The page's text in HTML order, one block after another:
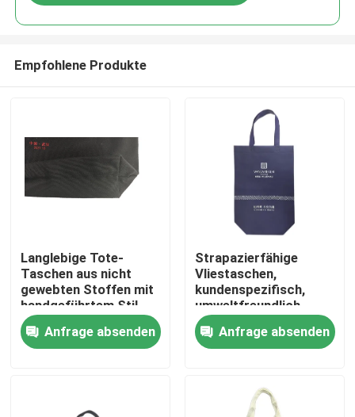
Startseite
Produkte
Empfohlene Produkte
Langlebige Tote-
Taschen aus nicht
gewebten Stoffen mit
handgeführtem Stil
Anfrage absenden
Strapazierfähige
Vliestaschen,
kundenspezifisch,
umweltfreundlich,
OEM-Design und ideal
für Einzelhandel,
Lagerung und
Anfrage absenden